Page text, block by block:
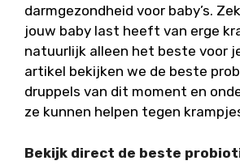
darmgezondheid voor baby’s.
jouw baby last heeft van erge
natuurlijk alleen het beste voor
artikel bekijken we de beste
druppels van dit moment en
ze kunnen helpen tegen
Bekijk direct de beste